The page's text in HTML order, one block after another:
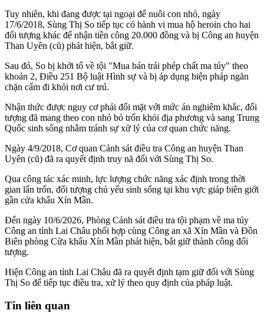
Tuy nhiên, khi đang được tại ngoại để nuôi con nhỏ, ngày
17/6/2018, Sùng Thị So tiếp tục có hành vi mua hộ heroin cho hai
đối tượng khác để nhận tiền công 20.000 đồng và bị Công an huyện
Than Uyên (cũ) phát hiện, bắt giữ.
Sau đó, So bị khởi tố về tội "Mua bán trái phép chất ma túy" theo
khoản 2, Điều 251 Bộ luật Hình sự và bị áp dụng biện pháp ngăn
chặn cấm đi khỏi nơi cư trú.
Nhận thức được nguy cơ phải đối mặt với mức án nghiêm khắc, đối
tượng đã mang theo con nhỏ bỏ trốn khỏi địa phương và sang Trung
Quốc sinh sống nhằm tránh sự xử lý của cơ quan chức năng.
Ngày 4/9/2018, Cơ quan Cảnh sát điều tra Công an huyện Than
Uyên (cũ) đã ra quyết định truy nã đối với Sùng Thị So.
Qua công tác xác minh, lực lượng chức năng xác định trong thời
gian lẩn trốn, đối tượng chủ yếu sinh sống tại khu vực giáp biên giới
gần cửa khẩu Xín Mần.
Đến ngày 10/6/2026, Phòng Cảnh sát điều tra tội phạm về ma túy
Công an tỉnh Lai Châu phối hợp cùng Công an xã Xín Mần và Đồn
Biên phòng Cửa khẩu Xín Mần phát hiện, bắt giữ thành công đối
tượng.
Hiện Công an tỉnh Lai Châu đã ra quyết định tạm giữ đối với Sùng
Thị So để tiếp tục điều tra, xử lý theo quy định của pháp luật.
Tin liên quan